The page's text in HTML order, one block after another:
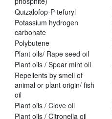
Quizalofop-P-tefuryl
Potassium hydrogen
carbonate
Polybutene
Plant oils/ Rape seed oil
Plant oils / Spear mint oil
Repellents by smell of
animal or plant origin/ fish
oil
Plant oils / Clove oil
Plant oils / Citronella oil